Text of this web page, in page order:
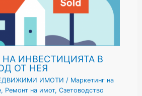
НА ИНВЕСТИЦИЯТА В
ОТ НЕЯ
ИМОТИ / Маркетинг на
, Ремонт на имот, Сзетоводство